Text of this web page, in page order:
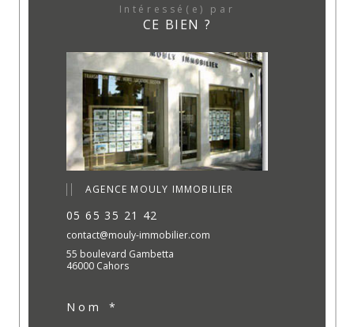
Intéressé(e) par
CE BIEN ?
AGENCE MOULY IMMOBILIER
05 65 35 21 42
contact@mouly-immobilier.com
55 boulevard Gambetta
46000 Cahors
Nom *